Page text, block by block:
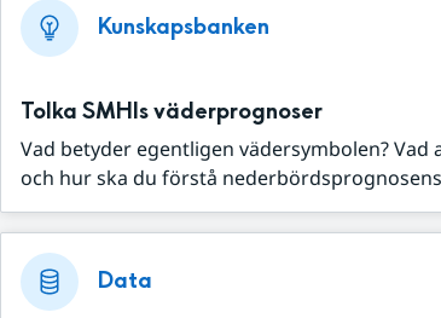
Kunskapsbanken
Tolka SMHIs väderprognoser
Vad betyder egentligen vädersymbolen? Vad
och hur ska du förstå
Data